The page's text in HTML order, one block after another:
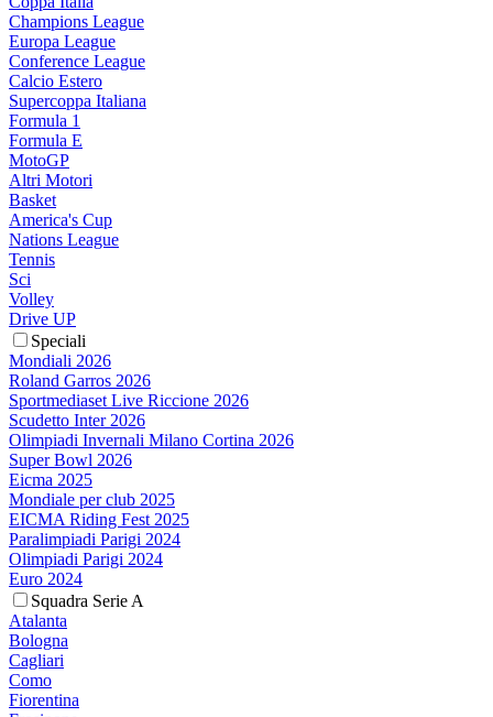
Champions League
Europa League
Conference League
Calcio Estero
Supercoppa Italiana
Formula 1
Formula E
MotoGP
Altri Motori
Basket
America's Cup
Nations League
Tennis
Sci
Volley
Drive UP
Speciali
Mondiali 2026
Roland Garros 2026
Sportmediaset Live Riccione 2026
Scudetto Inter 2026
Olimpiadi Invernali Milano Cortina 2026
Super Bowl 2026
Eicma 2025
Mondiale per club 2025
EICMA Riding Fest 2025
Paralimpiadi Parigi 2024
Olimpiadi Parigi 2024
Euro 2024
Squadra Serie A
Atalanta
Bologna
Cagliari
Como
Fiorentina